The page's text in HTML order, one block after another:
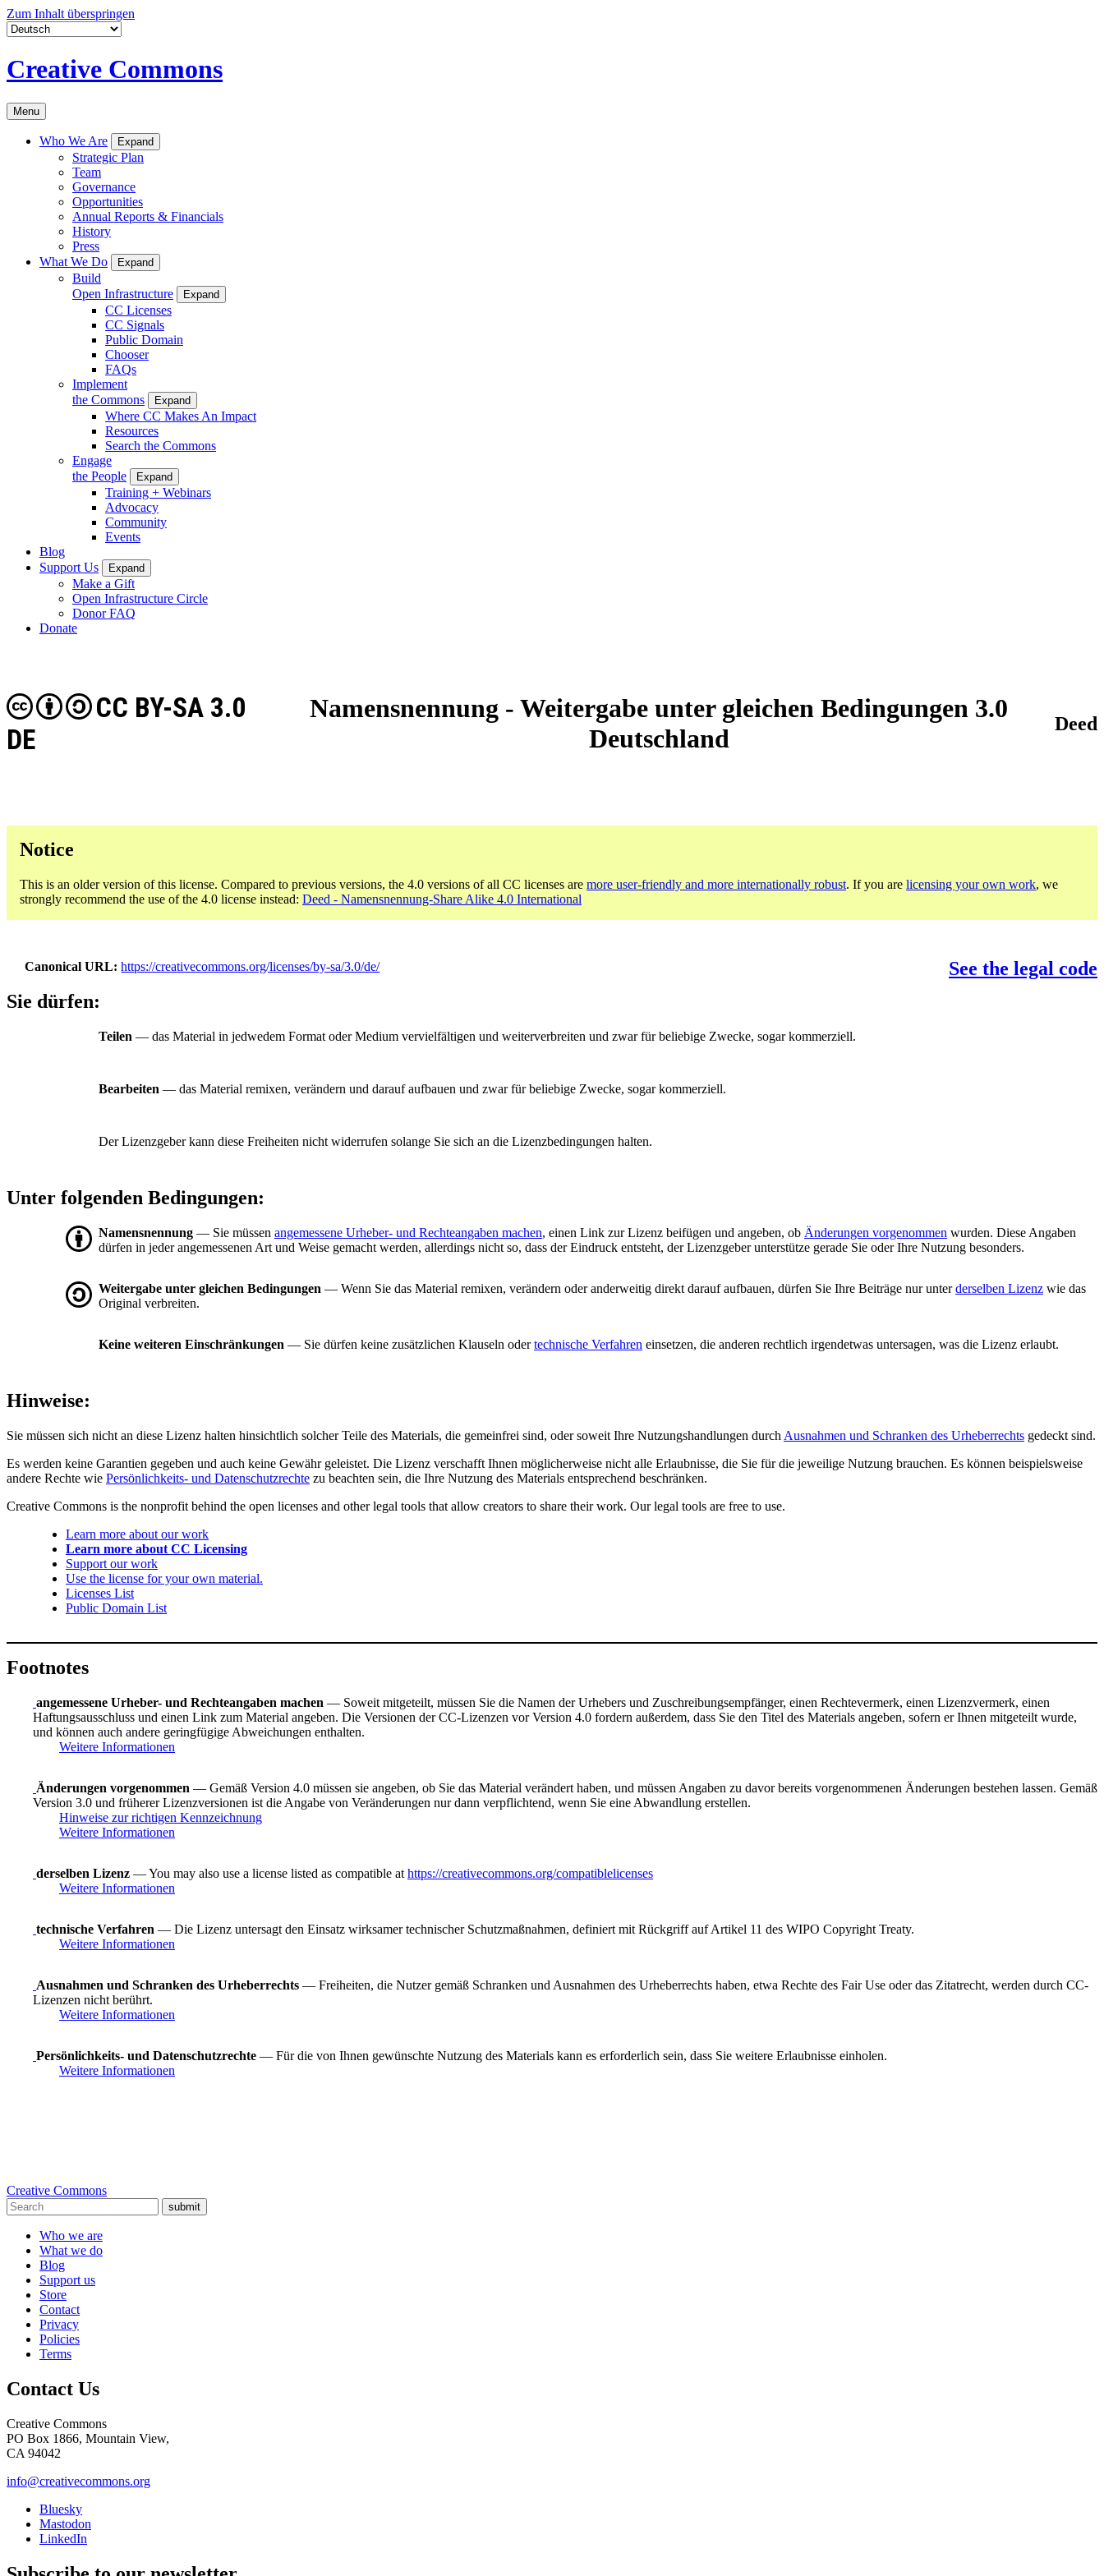
Zum Inhalt überspringen
Creative Commons
Menu
Who We Are Expand
Strategic Plan
Team
Governance
Opportunities
Annual Reports & Financials
History
Press
What We Do
Expand
Build
Open Infrastructure
Expand
CC Licenses
CC Signals
Public Domain
Chooser
FAQs
Implement
the Commons
Expand
Where CC Makes An Impact
Resources
Search the Commons
Engage
the People
Expand
Training + Webinars
Advocacy
Community
Events
Blog
Support Us
Expand
Make a Gift
Open Infrastructure Circle
Donor FAQ
Donate
Namensnennung - Weitergabe unter gleichen Bedingungen 3.0
Deutschland
CC BY-SA 3.0
DE
Deed
Notice
This is an older version of this license. Compared to previous versions, the 4.0 versions of all CC licenses are more user-friendly and more internationally robust. If you are licensing your own work, we
strongly recommend the use of the 4.0 license instead: Deed - Namensnennung-Share Alike 4.0 International
Canonical URL https://creativecommons.org/licenses/by-sa/3.0/de/
See the legal code
Sie dürfen:
Teilen — das Material in jedwedem Format oder Medium vervielfältigen und weiterverbreiten und zwar für beliebige Zwecke, sogar kommerziell.
Bearbeiten — das Material remixen, verändern und darauf aufbauen und zwar für beliebige Zwecke, sogar kommerziell.
Der Lizenzgeber kann diese Freiheiten nicht widerrufen solange Sie sich an die Lizenzbedingungen halten.
Unter folgenden Bedingungen:
Namensnennung — Sie müssen angemessene Urheber- und Rechteangaben machen, einen Link zur Lizenz beifügen und angeben, ob Änderungen vorgenommen wurden. Diese Angaben
dürfen in jeder angemessenen Art und Weise gemacht werden, allerdings nicht so, dass der Eindruck entsteht, der Lizenzgeber unterstütze gerade Sie oder Ihre Nutzung besonders.
Weitergabe unter gleichen Bedingungen — Wenn Sie das Material remixen, verändern oder anderweitig direkt darauf aufbauen, dürfen Sie Ihre Beiträge nur unterderselben Lizenz wie das
Original verbreiten.
Keine weiteren Einschränkungen — Sie dürfen keine zusätzlichen Klauseln odertechnische Verfahren einsetzen, die anderen rechtlich irgendetwas untersagen, was die Lizenz erlaubt.
Hinweise:
Sie müssen sich nicht an diese Lizenz halten hinsichtlich solcher Teile des Materials, die gemeinfrei sind, oder soweit Ihre Nutzungshandlungen durch Ausnahmen und Schranken des Urheberrechts gedeckt sind.
Es werden keine Garantien gegeben und auch keine Gewähr geleistet. Die Lizenz verschafft Ihnen möglicherweise nicht alle Erlaubnisse, die Sie für die jeweilige Nutzung brauchen. Es können beispielsweise
andere Rechte wie Persönlichkeits- und Datenschutzrechte zu beachten sein, die Ihre Nutzung des Materials entsprechend beschränken.
Creative Commons is the nonprofit behind the open licenses and other legal tools that allow creators to share their work. Our legal tools are free to use.
Learn more about our work
Learn more about CC Licensing
Support our work
Use the license for your own material.
Licenses List
Public Domain List
Footnotes
angemessene Urheber- und Rechteangaben machen — Soweit mitgeteilt, müssen Sie die Namen der Urhebers und Zuschreibungsempfänger, einen Rechtevermerk, einen Lizenzvermerk, einen
Haftungsausschluss und einen Link zum Material angeben. Die Versionen der CC-Lizenzen vor Version 4.0 fordern außerdem, dass Sie den Titel des Materials angeben, sofern er Ihnen mitgeteilt wurde,
und können auch andere geringfügige Abweichungen enthalten.
Weitere Informationen
Änderungen vorgenommen — Gemäß Version 4.0 müssen sie angeben, ob Sie das Material verändert haben, und müssen Angaben zu davor bereits vorgenommenen Änderungen bestehen lassen. Gemäß
Version 3.0 und früherer Lizenzversionen ist die Angabe von Veränderungen nur dann verpflichtend, wenn Sie eine Abwandlung erstellen.
Hinweise zur richtigen Kennzeichnung
Weitere Informationen
derselben Lizenz — You may also use a license listed as compatible at https://creativecommons.org/compatiblelicenses
Weitere Informationen
technische Verfahren — Die Lizenz untersagt den Einsatz wirksamer technischer Schutzmaßnahmen, definiert mit Rückgriff auf Artikel 11 des WIPO Copyright Treaty.
Weitere Informationen
Ausnahmen und Schranken des Urheberrechts — Freiheiten, die Nutzer gemäß Schranken und Ausnahmen des Urheberrechts haben, etwa Rechte des Fair Use oder das Zitatrecht, werden durch CC-
Lizenzen nicht berührt.
Weitere Informationen
Persönlichkeits- und Datenschutzrechte — Für die von Ihnen gewünschte Nutzung des Materials kann es erforderlich sein, dass Sie weitere Erlaubnisse einholen.
Weitere Informationen
Creative Commons
submit
Who we are
What we do
Blog
Support us
Store
Contact
Privacy
Policies
Terms
Contact Us
Creative Commons
PO Box 1866, Mountain View,
CA 94042
info@creativecommons.org
Bluesky
Mastodon
LinkedIn